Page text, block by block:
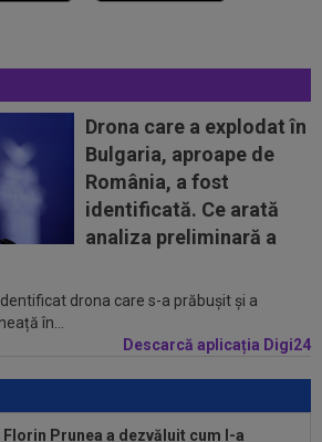
Drona care a explodat în
Bulgaria, aproape de
România, a fost
identificată. Ce arată
analiza preliminară a
drona care s-a prăbușit și a
în...
Descarcă aplicația Digi24
a ”dat din casă”! Ce
Chivu la Inter...
în minutul 10, oaspeții
abia apoi a...
zile! Adrian Mazilu a dat primul
s-a...
de la Cupa Mondială
Florin Prunea a dezvăluit cum l-a